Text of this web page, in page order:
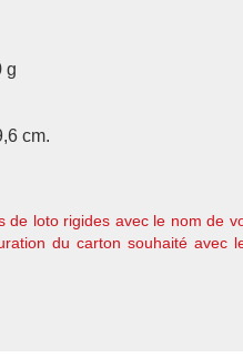
g
cm.
de loto rigides avec le nom de
du carton souhaité